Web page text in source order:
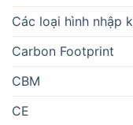
Các loại hình nhập
Carbon Footprint
CBM
CE